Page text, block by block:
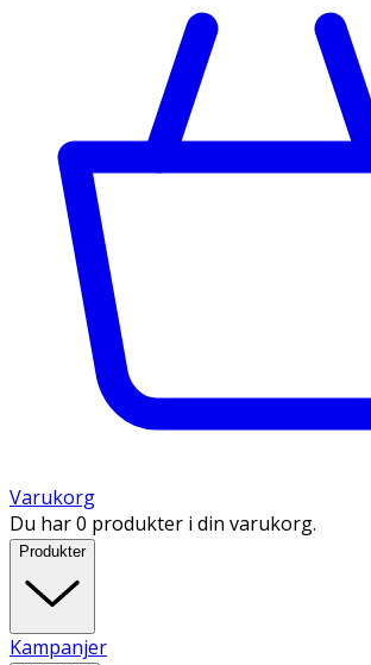
Varukorg
Du har 0 produkter i din varukorg.
Produkter
Kampanjer